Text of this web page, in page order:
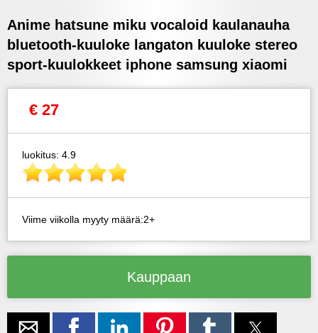
Anime hatsune miku vocaloid kaulanauha
bluetooth-kuuloke langaton kuuloke stereo
sport-kuulokkeet iphone samsung xiaomi
€ 27
luokitus: 4.9
Viime viikolla myyty määrä:2+
Kauppaan